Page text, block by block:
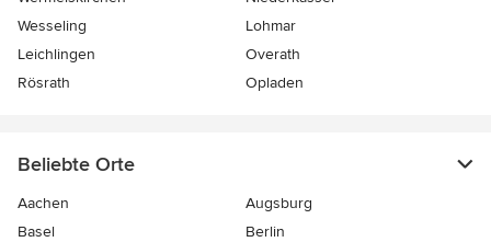
Wesseling
Lohmar
Leichlingen
Overath
Rösrath
Opladen
Beliebte Orte
Aachen
Augsburg
Basel
Berlin